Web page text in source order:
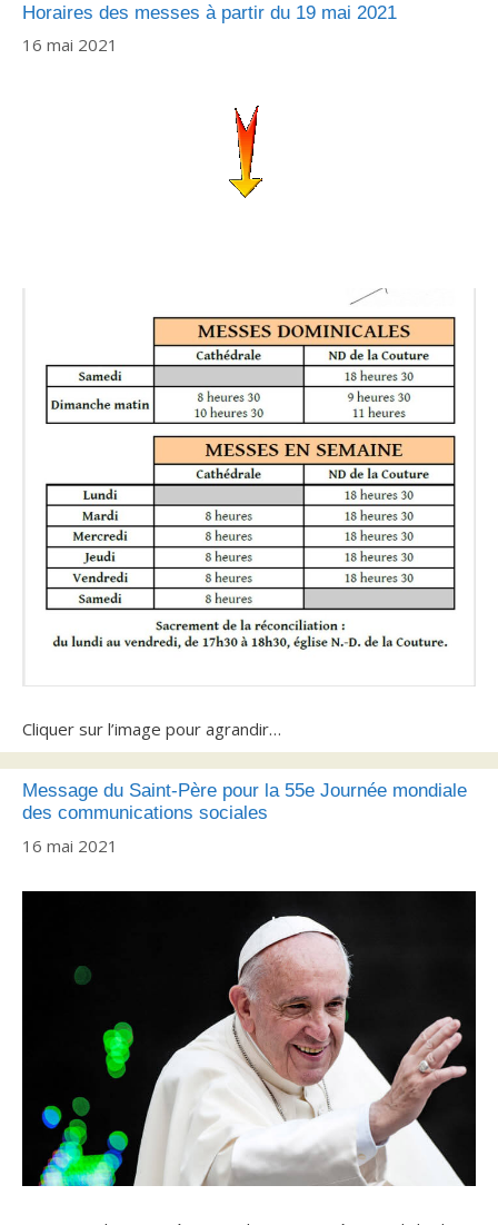
Horaires des messes à partir du 19 mai 2021
16 mai 2021
Cliquer sur l’image pour agrandir…
Message du Saint-Père pour la 55e Journée mondiale
des communications sociales
16 mai 2021